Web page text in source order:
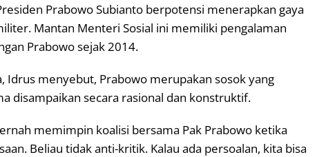
Prabowo Subianto berpotensi menerapkan gaya
Mantan Menteri Sosial ini memiliki pengalaman
Prabowo sejak 2014.
Idrus menyebut, Prabowo merupakan sosok yang
disampaikan secara rasional dan konstruktif.
memimpin koalisi bersama Pak Prabowo ketika
Beliau tidak anti-kritik. Kalau ada persoalan, kita bisa